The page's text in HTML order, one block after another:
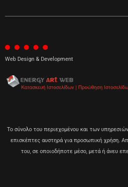
Web Design & Development
Το σύνολο του περιεχομένου και των
επισκέπτες αυστηρά για προσωπική χρήση.
του, σε οποιοδήποτε μέσο, μετά ή άνευ